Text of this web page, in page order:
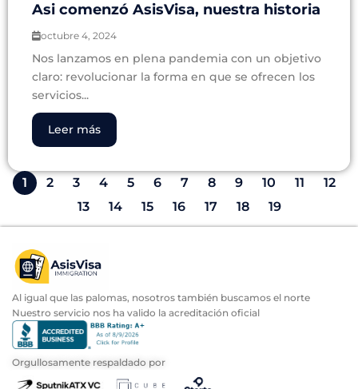
Asi comenzó AsisVisa, nuestra historia
octubre 4, 2024
Nos lanzamos en plena pandemia con un objetivo
claro: revolucionar la forma en que se ofrecen los
servicios...
Leer más
1 2 3 4 5 6 7 8 9 10 11
12
13
14 15 16 17 18 19
Al igual que las palomas, nosotros también buscamos el norte
Nuestro servicio nos ha valido la acreditación oficial
Orgullosamente respaldado por